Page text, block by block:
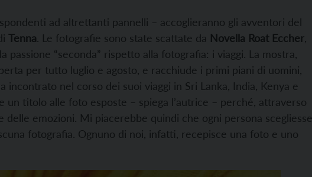
ad altrettanti pannelli – accoglieranno gli avventori del
Tenna. Le fotografie sono state scattate da Novella Roat Eccher
passione “seconda” rispetto alla fotografia: i viaggi. La mostra,
per tutto luglio e agosto, e racchiude i primi piani di uomini,
incontrato nel corso dei suoi viaggi in Sri Lanka, India, Kenya e
un titolo alle foto esposte – spiega l’autrice – perché, attraverso
emozioni. Mi piacerebbe quindi che ogni persona scegliesse
fotografia. Ognuno di noi, infatti, recepisce una foto e uno